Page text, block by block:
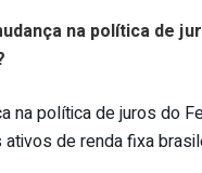
na política de
na política de juros do
de renda fixa